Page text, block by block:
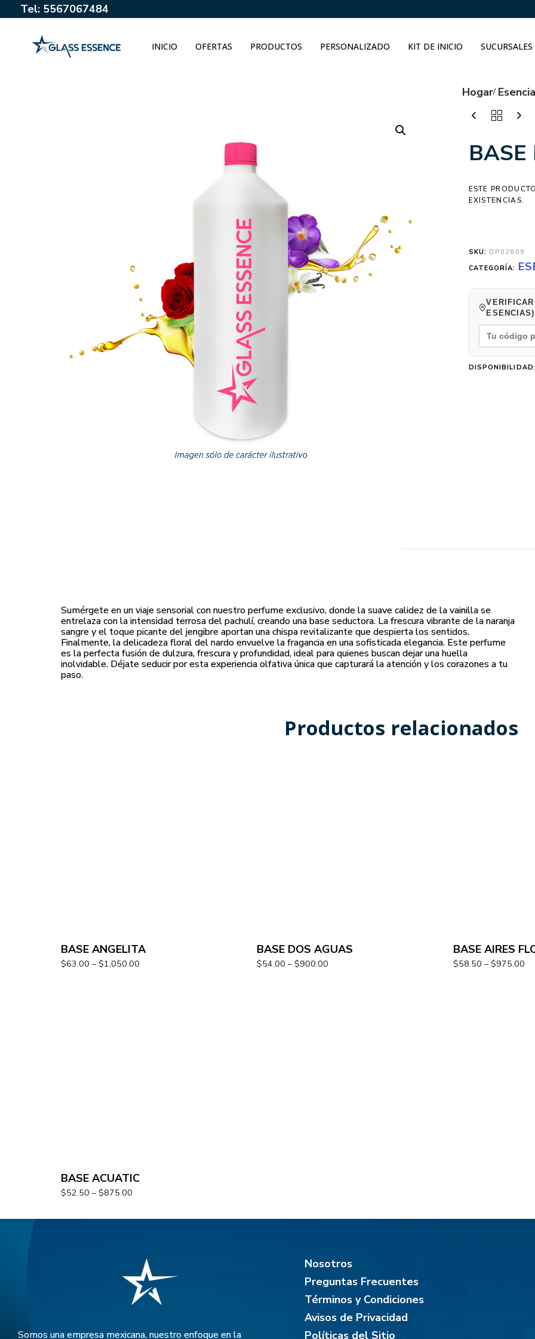
Tel: 5567067484
INICIO OFERTAS PRODUCTOS PERSONALIZADO KIT DE INICIO SUCURSALES
Hogar
BASE
ESTE
EXISTENCIAS.
SKU: DP02609
CATEGORÍA:
ESENCIAS)
Sumérgete en un viaje sensorial con nuestro perfume exclusivo, donde la suave calidez de la vainilla se
entrelaza con la intensidad terrosa del pachulí, creando una base seductora. La frescura vibrante de la naranja
sangre y el toque picante del jengibre aportan una chispa revitalizante que despierta los sentidos.
Finalmente, la delicadeza floral del nardo envuelve la fragancia en una sofisticada elegancia. Este perfume
es la perfecta fusión de dulzura, frescura y profundidad, ideal para quienes buscan dejar una huella
inolvidable. Déjate seducir por esta experiencia olfativa única que capturará la atención y los corazones a tu
paso.
Productos relacionados
BASE ANGELITA
$63.00 – $1,050.00
BASE DOS AGUAS
$54.00 – $900.00
BASE AIRES
$58.50 – $975.00
BASE ACUATIC
$52.50 – $875.00
Somos una empresa mexicana, nuestro enfoque en la
Nosotros
Preguntas Frecuentes
Términos y Condiciones
Avisos de Privacidad
Políticas del Sitio